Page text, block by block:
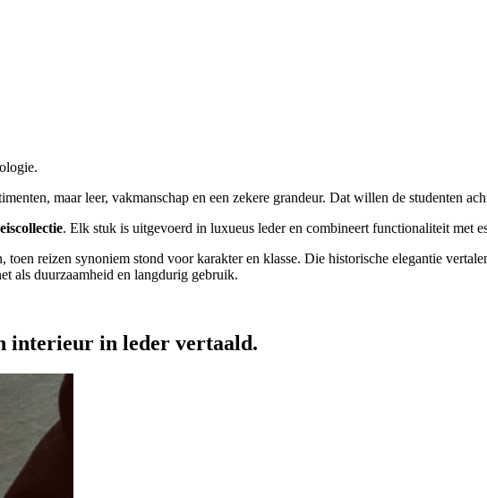
scherpen ondernemende vaardigheden aan.
maar leer, vakmanschap en een zekere grandeur. Dat willen de studenten
. Elk stuk is uitgevoerd in luxueus leder en combineert functionaliteit met
reizen synoniem stond voor karakter en klasse. Die historische elegantie
als duurzaamheid en langdurig gebruik.
interieur in leder vertaald.